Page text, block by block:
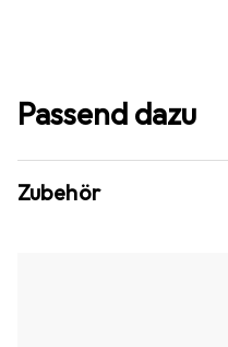
Passend dazu
Zubehör